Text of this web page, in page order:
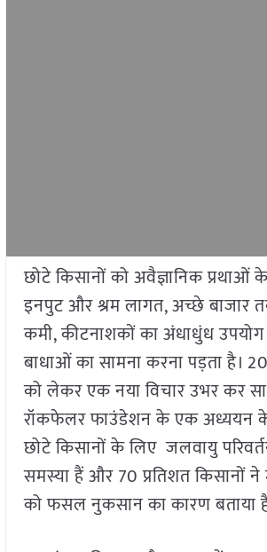
छोटे किसानों को अवैज्ञानिक प्रथाओं
इनपुट और श्रम लागत, अच्छे बाजार
कमी, कीटनाशकों का अंधाधुंध
बाधाओं का सामना करना पड़ता है।
को लेकर एक नया विचार उभर कर
रॉकफेलर फाउंडेशन के एक अध्ययन
छोटे किसानों के लिए जलवायु
समस्या हैं और 70 प्रतिशत किसानों
को फसल नुकसान का कारण बताया